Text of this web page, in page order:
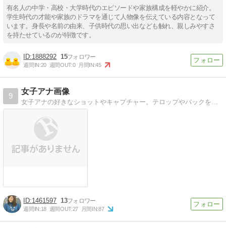
有名人の中学・高校・大学時代のエピソードや家族構成を軽やかに紹介。
学生時代の才能や家族のドラマを通じて人物像を伝えている内容となって
います。身長や名前の由来、子供時代の思い出なども触れ、親しみやすさ
を持たせているのが特徴です。
1888292 15
週間IN:20 週間OUT:0 月間IN:45
9
女子アナ画像
女子アナの好きなショットやキャプチャー。テロップやバックを修正した画像多数。待受に最適。半分はエロい画像だったりしてｗ笑
1461597 13
週間IN:18 週間OUT:27 月間IN:87